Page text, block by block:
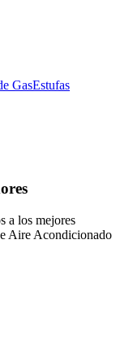
GasEstufas
a los mejores
Aire Acondicionado